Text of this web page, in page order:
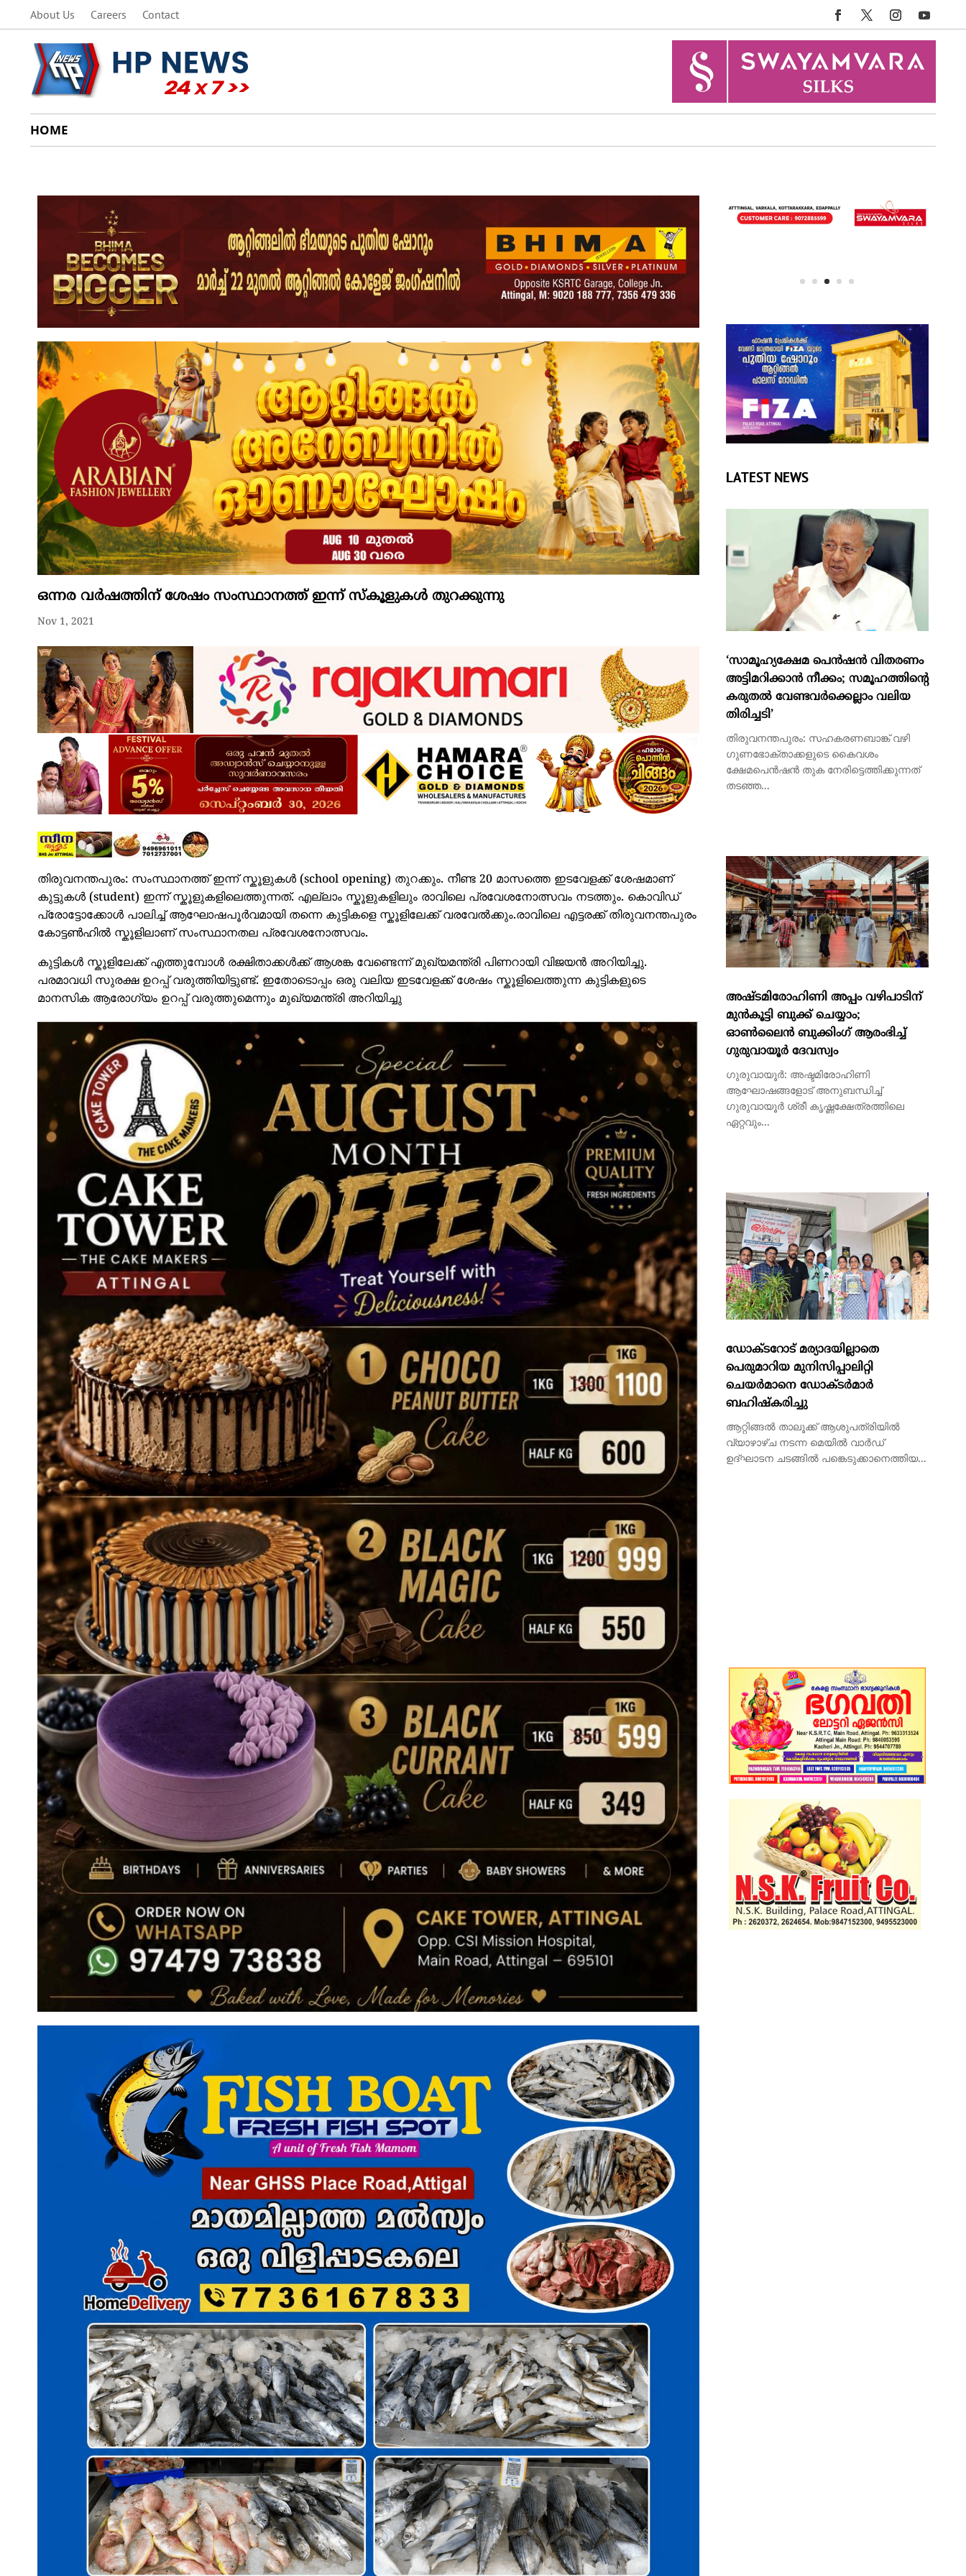
About Us Careers Contact
HOME
ഒന്നര വർഷത്തിന് ശേഷം സംസ്ഥാനത്ത് ഇന്ന് സ്കൂളുകൾ തുറക്കുന്നു
Nov 1, 2021
തിരുവനന്തപുരം: സംസ്ഥാനത്ത് ഇന്ന് സ്കൂളുകൾ (school opening) തുറക്കും. നീണ്ട 20 മാസത്തെ ഇടവേളക്ക് ശേഷമാണ്
കുട്ടുകൾ (student) ഇന്ന് സ്കൂളുകളിലെത്തുന്നത്. എല്ലാം സ്കൂളുകളിലും രാവിലെ പ്രവേശനോത്സവം നടത്തും. കൊവിഡ്
പ്രോട്ടോക്കോൾ പാലിച്ച് ആഘോഷപൂർവമായി തന്നെ കുട്ടികളെ സ്കൂളിലേക്ക് വരവേൽക്കും.രാവിലെ എട്ടരക്ക് തിരുവനന്തപുരം
കോട്ടൺഹിൽ സ്കൂളിലാണ് സംസ്ഥാനതല പ്രവേശനോത്സവം.
കുട്ടികൾ സ്കൂളിലേക്ക് എത്തുമ്പോൾ രക്ഷിതാക്കൾക്ക് ആശങ്ക വേണ്ടെന്ന് മുഖ്യമന്ത്രി പിണറായി വിജയൻ അറിയിച്ചു.
പരമാവധി സുരക്ഷ ഉറപ്പ് വരുത്തിയിട്ടുണ്ട്. ഇതോടൊപ്പം ഒരു വലിയ ഇടവേളക്ക് ശേഷം സ്കൂളിലെത്തുന്ന കുട്ടികളുടെ
മാനസിക ആരോഗ്യം ഉറപ്പ് വരുത്തുമെന്നും മുഖ്യമന്ത്രി അറിയിച്ചു
LATEST NEWS
‘സാമൂഹ്യക്ഷേമ പെൻഷൻ വിതരണം
അട്ടിമറിക്കാൻ നീക്കം; സമൂഹത്തിന്റെ
കരുതൽ വേണ്ടവർക്കെല്ലാം വലിയ
തിരുവനന്തപുരം: സഹകരണബാങ്ക് വഴി ​
ഗുണഭോക്താക്കളുടെ കൈവശം
ക്ഷേമപെൻഷൻ തുക നേരിട്ടെത്തിക്കുന്നത്
തടഞ്ഞ...
അഷ്ടമിരോഹിണി അപ്പം വഴിപാടിന്
മുൻകൂട്ടി ബുക്ക് ചെയ്യാം;
ഓൺലൈൻ ബുക്കിംഗ് ആരംഭിച്ച്
ഗുരുവായൂർ: അഷ്ടമിരോഹിണി
ആഘോഷങ്ങളോട് അനുബന്ധിച്ച്
ഗുരുവായൂർ ശ്രീ കൃഷ്ണക്ഷേത്രത്തിലെ
ഏറ്റവും...
ഡോക്ടറോട് മര്യാദയില്ലാതെ
പെരുമാറിയ മുനിസിപ്പാലിറ്റി
ചെയർമാനെ ഡോക്ടർമാർ
ആറ്റിങ്ങൽ താലൂക്ക് ആശുപത്രിയിൽ
വ്യാഴാഴ്ച നടന്ന മെയിൽ വാർഡ്
ഉദ്ഘാടന ചടങ്ങിൽ പങ്കെടുക്കാനെത്തിയ...